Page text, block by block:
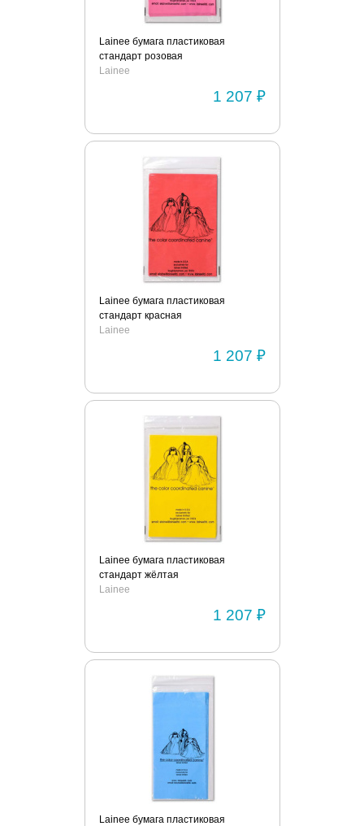
Lainee бумага пластиковая
стандарт розовая
Lainee
1 207 ₽
Lainee бумага пластиковая
стандарт красная
Lainee
1 207 ₽
Lainee бумага пластиковая
стандарт жёлтая
Lainee
1 207 ₽
Lainee бумага пластиковая